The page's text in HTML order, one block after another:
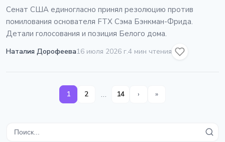
Сенат США единогласно принял резолюцию против
помилования основателя FTX Сэма Бэнкман-Фрида.
Детали голосования и позиция Белого дома.
Наталия Дорофеева16 июля 2026 г.4 мин чтения
1 2 … 14 › »